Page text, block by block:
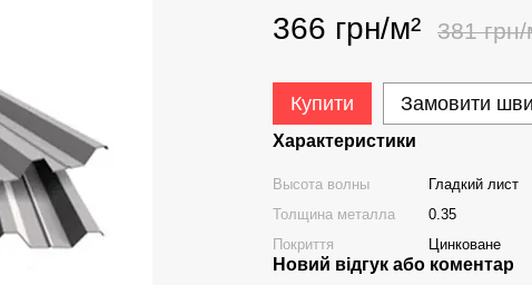
366 грн/м² 381 грн/
Купити Замовити
Характеристики
Высота волны
Гладкий лист
Толщина металла
0.35
Покриття
Цинковане
Новий відгук або коментар